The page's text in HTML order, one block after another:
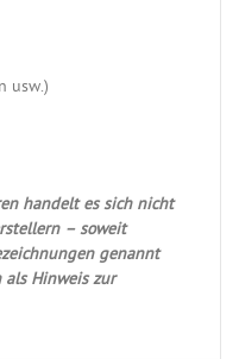
usw.)
handelt es sich nicht
– soweit
genannt
Hinweis zur